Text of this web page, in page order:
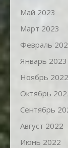
Май 2023
Март 2023
Февраль
Январь 2023
Ноябрь 2022
Октябрь
Сентябрь
Август 2022
Июнь 2022